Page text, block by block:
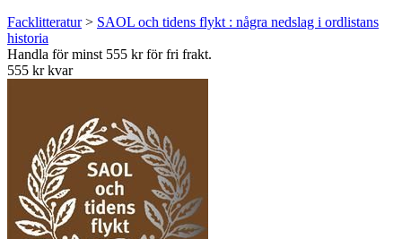
Facklitteratur> SAOL och tidens flykt : några nedslag i ordlistans
historia
Handla för minst 555 kr för fri frakt.
555 kr kvar